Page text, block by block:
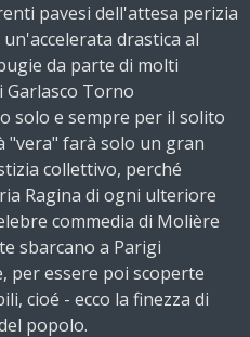
pavesi dell'attesa perizia
drastica al
da parte di molti
Garlasco Torno
solo e sempre per il solito
"vera" farà solo un gran
collettivo, perché
Ragina di ogni ulteriore
commedia di Molière
sbarcano a Parigi
per essere poi scoperte
cioé - ecco la finezza di
popolo.